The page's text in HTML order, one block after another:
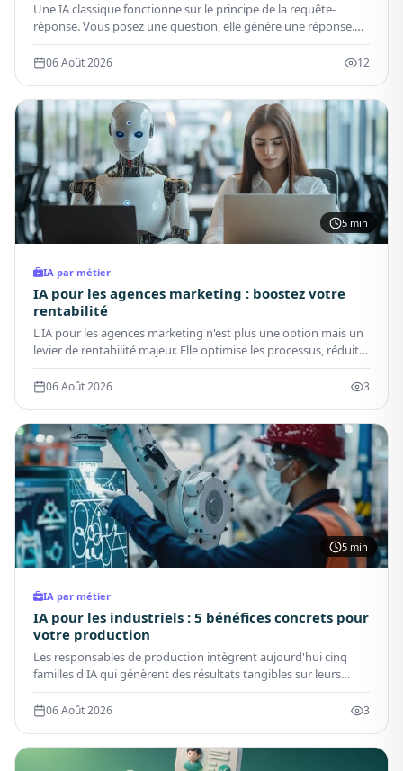
Une IA classique fonctionne sur le principe de la requête-
réponse. Vous posez une question, elle génère une réponse.
Elle n'a pas de mémoire de session persistante, ne peut pas
agir sur des systèmes externes et s'arrête dès que la réponse
06 Août 2026 12
5 min
IA par métier
IA pour les agences marketing : boostez votre
rentabilité
L'IA pour les agences marketing n'est plus une option mais un
levier de rentabilité majeur. Elle optimise les processus, réduit
les coûts et augmente la valeur délivrée aux clients.
06 Août 2026 3
5 min
IA par métier
IA pour les industriels : 5 bénéfices concrets pour
votre production
Les responsables de production intègrent aujourd'hui cinq
familles d'IA qui génèrent des résultats tangibles sur leurs
lignes manufacturières.
06 Août 2026 3